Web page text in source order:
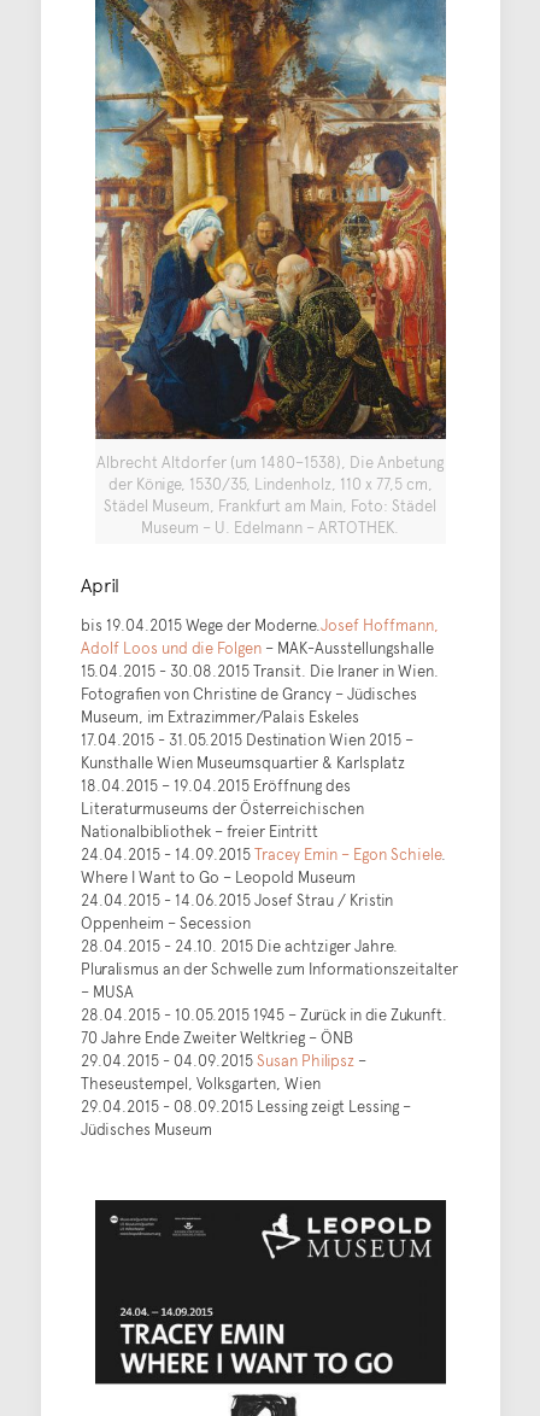
Albrecht Altdorfer (um 1480–1538), Die Anbetung
der Könige, 1530/35, Lindenholz, 110 x 77,5 cm,
Städel Museum, Frankfurt am Main, Foto: Städel
Museum – U. Edelmann – ARTOTHEK.
April
bis 19.04.2015 Wege der Moderne.Josef Hoffmann,
Adolf Loos und die Folgen– MAK-Ausstellungshalle
15.04.2015 - 30.08.2015 Transit. Die Iraner in Wien.
Fotografien von Christine de Grancy – Jüdisches
Museum, im Extrazimmer/Palais Eskeles
17.04.2015 - 31.05.2015 Destination Wien 2015 –
Kunsthalle Wien Museumsquartier & Karlsplatz
18.04.2015 – 19.04.2015 Eröffnung des
Literaturmuseums der Österreichischen
Nationalbibliothek – freier Eintritt
24.04.2015 - 14.09.2015Tracey Emin – Egon Schiele.
Where I Want to Go – Leopold Museum
24.04.2015 - 14.06.2015 Josef Strau / Kristin
Oppenheim – Secession
28.04.2015 - 24.10. 2015 Die achtziger Jahre.
Pluralismus an der Schwelle zum Informationszeitalter
– MUSA
28.04.2015 - 10.05.2015 1945 – Zurück in die Zukunft.
70 Jahre Ende Zweiter Weltkrieg – ÖNB
29.04.2015 - 04.09.2015Susan Philipsz–
Theseustempel, Volksgarten, Wien
29.04.2015 - 08.09.2015 Lessing zeigt Lessing –
Jüdisches Museum